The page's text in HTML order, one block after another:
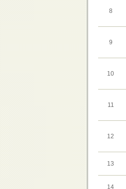
8
9
10
11
12
13
14